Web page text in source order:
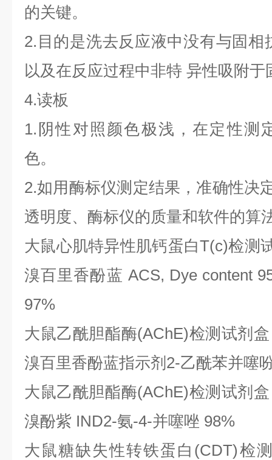
的关键。
2.目的是洗去反应液中没有与固
以及在反应过程中非特 异性吸附
4.读板
1.阴性对照颜色极浅，在定性测
色。
2.如用酶标仪测定结果，准确性决
透明度、酶标仪的质量和软件的算
大鼠心肌特异性肌钙蛋白T(c)检测
溴百里香酚蓝 ACS, Dye content
97%
大鼠乙酰胆酯酶(AChE)检测试剂
溴百里香酚蓝指示剂2-乙酰苯并噻
大鼠乙酰胆酯酶(AChE)检测试剂
溴酚紫 IND2-氨-4-并噻唑 98%
大鼠糖缺失性转铁蛋白 (CDT)检